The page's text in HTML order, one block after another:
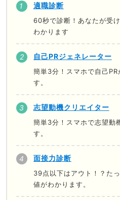
適職診断
60秒で診断！あなたが受
わかります
自己PRジェネレーター
簡単3分！スマホで自己
す。
志望動機クリエイター
簡単3分！スマホで志望動
す。
面接力診断
39点以下はアウト！？た
値がわかります。